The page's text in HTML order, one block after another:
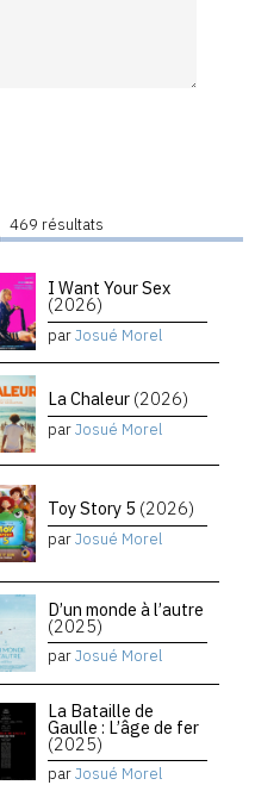
469 résultats
I Want Your Sex
(2026)
parJosué Morel
La Chaleur (2026)
parJosué Morel
Toy Story 5 (2026)
parJosué Morel
D’un monde à l’autre
(2025)
parJosué Morel
La Bataille de
Gaulle : L’âge de fer
(2025)
parJosué Morel